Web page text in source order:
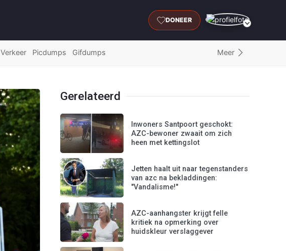
DONEER
Verkeer Picdumps Gifdumps Meer
Gerelateerd
Inwoners Santpoort geschokt:
AZC-bewoner zwaait om zich
heen met kettingslot
Jetten haalt uit naar tegenstanders
van azc na bekladdingen:
"Vandalisme!"
AZC-aanhangster krijgt felle
kritiek na opmerking over
huidskleur verslaggever